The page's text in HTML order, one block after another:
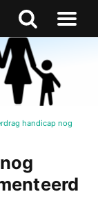
Zoeken
Naar
handicap nog
Zoeken